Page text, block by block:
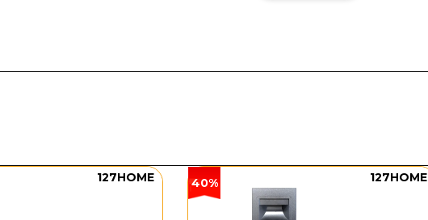
và chất liệu đèn thả trần TT58
127HOME 40% 127HOME